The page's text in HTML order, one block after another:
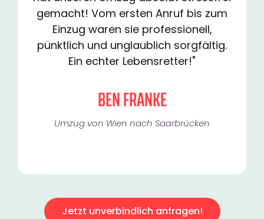
gemacht! Vom ersten Anruf bis zum
Einzug waren sie professionell,
pünktlich und unglaublich sorgfältig.
Ein echter Lebensretter!"
BEN FRANKE
Umzug von Wien nach Saarbrücken
Jetzt unverbindlich anfragen!